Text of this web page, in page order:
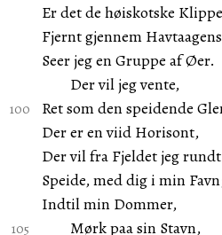
Er det de høiskotske
Fjernt gjennem
Seer jeg en Gruppe af Øer.
Der vil jeg vente,
Ret som den speidende
Der er en viid Horisont,
Der vil fra Fjeldet jeg rundt
Speide, med dig i min
Indtil min Dommer,
Mørk paa sin Stavn,